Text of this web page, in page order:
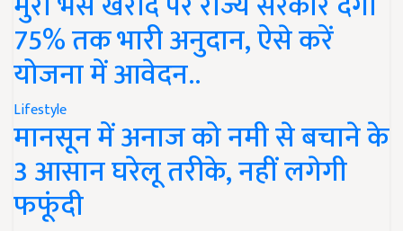
75% तक भारी अनुदान, ऐसे करें
योजना में आवेदन..
Lifestyle
मानसून में अनाज को नमी से बचाने के
3 आसान घरेलू तरीके, नहीं लगेगी
फफूंदी